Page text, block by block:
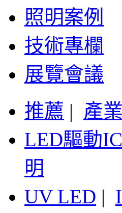
照明案例
技術專欄
展覽會議
推薦 | 產業
LED驅動IC
明
UV LED |